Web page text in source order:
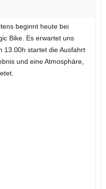
beginnt heute bei
Bike. Es erwartet uns
13.00h startet die Ausfahrt
und eine Atmosphäre,